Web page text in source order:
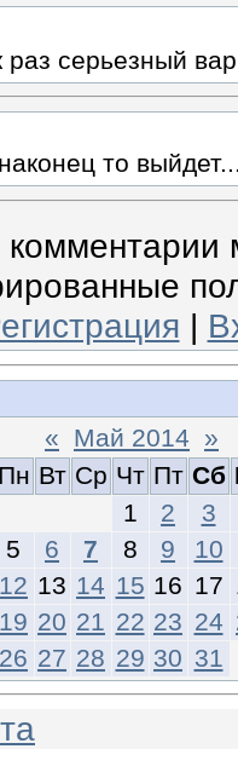
серьезный
то
|
« Май 2014 »
Пн Вт Ср Чт Пт Сб
1
2
3
5
6 7 8 9 10
12 13 14 15 16 17
19 20 21 22 23 24
26 27 28 29 30 31